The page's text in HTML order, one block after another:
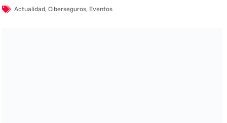
Actualidad,Ciberseguros, Eventos